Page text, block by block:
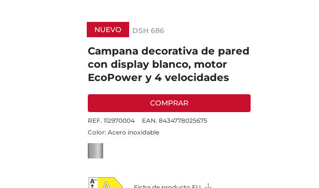
NUEVO DSH 686
Campana decorativa de pared
con display blanco, motor
EcoPower y 4 velocidades
COMPRAR
REF. 112970004
EAN. 8434778025675
Color: Acero inoxidable